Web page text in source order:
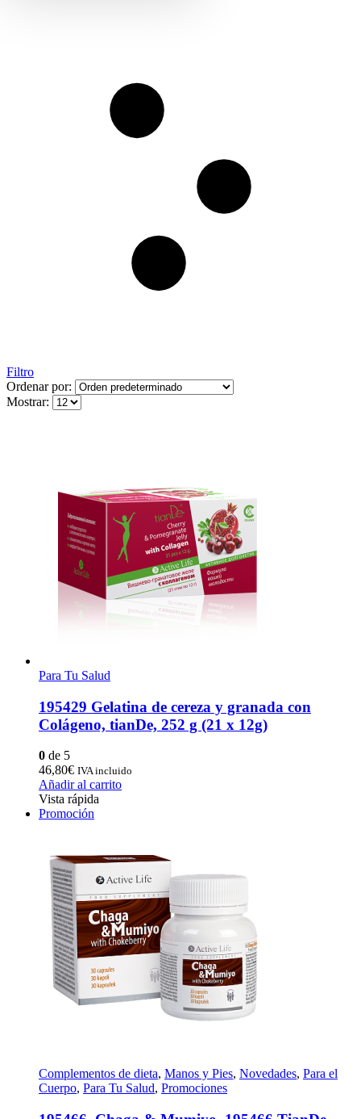
Filtro
Ordenar por:
Mostrar:
Para Tu Salud
195429 Gelatina de cereza y granada con
Colágeno, tianDe, 252 g (21 x 12g)
0 de 5
46,80€ IVA incluido
Añadir al carrito
Vista rápida
Promoción
Complementos de dieta, Manos y Pies, Novedades, Para el
Cuerpo, Para Tu Salud, Promociones